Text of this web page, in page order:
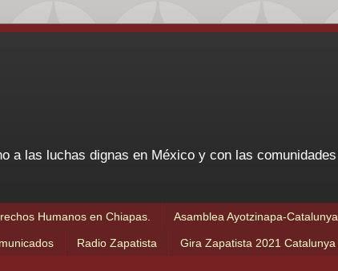
a las luchas dignas en México y con las comunidades
Humanos en Chiapas. Asamblea Ayotzinapa-Catalunya
Radio Zapatista Gira Zapatista 2021 Catalunya